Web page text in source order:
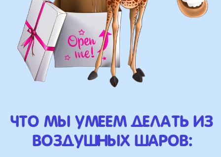
Присылайте картинку, и мы с
удовольствием соберем
похожую композицию!
ВЫСЛАТЬ ФОТО
НАШИ ГЛАВНЫЕ
ПРЕИМУЩЕСТВА